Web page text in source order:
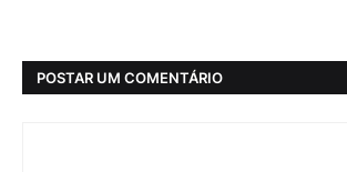
POSTAR UM COMENTÁRIO